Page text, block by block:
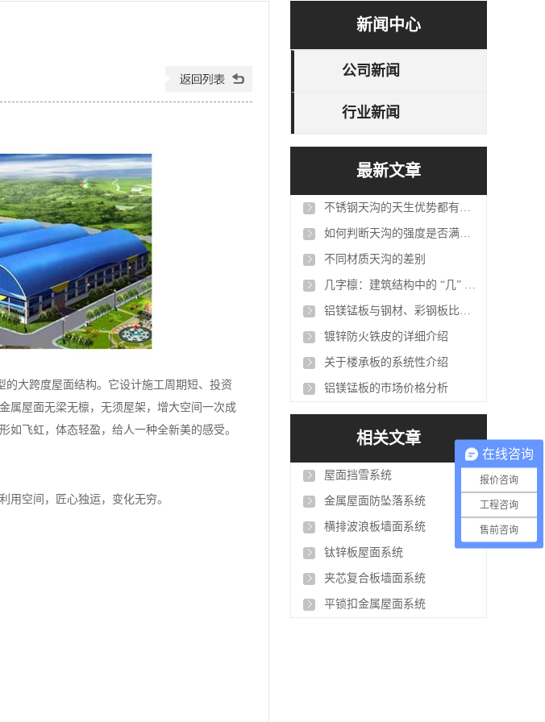
的大跨度屋面结构。它设计施工周期短、投资
属屋面无梁无檩，无须屋架，增大空间一次成
飞虹，体态轻盈，给人一种全新美的感受。
用空间，匠心独运，变化无穷。
新闻中心
公司新闻
行业新闻
最新文章
不锈钢天沟的天生优势都有哪些？
如何判断天沟的强度是否满足建筑需求？
不同材质天沟的差别
几字檩：建筑结构中的 “几” 形支撑者
铝镁锰板与钢材、彩钢板比重及核心性能对比表
镀锌防火铁皮的详细介绍
关于楼承板的系统性介绍
铝镁锰板的市场价格分析
相关文章
屋面挡雪系统
金属屋面防坠落系统
横排波浪板墙面系统
钛锌板屋面系统
夹芯复合板墙面系统
平锁扣金属屋面系统
在线咨询
报价咨询
工程咨询
售前咨询